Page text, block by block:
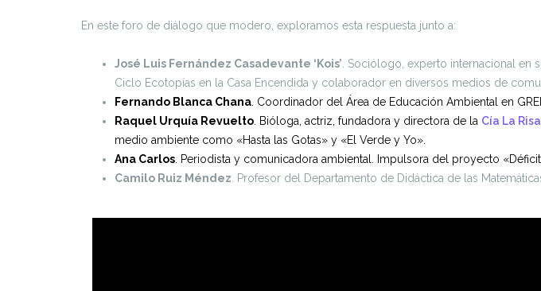
En este foro de diálogo que modero, exploramos esta respuesta junto a:
José Luis Fernández Casadevante ‘Kois’ . Sociólogo, experto internacional
Ciclo Ecotopías en la Casa Encendida y colaborador en diversos medios de
Fernando Blanca Chana . Coordinador del Área de Educación Ambiental en
Raquel Urquía Revuelto . Bióloga, actriz, fundadora y directora de la Cía La
medio ambiente como «Hasta las Gotas» y «El Verde y Yo».
Ana Carlos . Periodista y comunicadora ambiental. Impulsora del proyecto
Camilo Ruiz Méndez . Profesor del Departamento de Didáctica de las